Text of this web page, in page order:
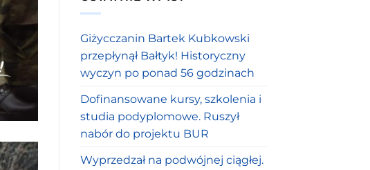
Giżycczanin Bartek Kubkowski
przepłynął Bałtyk! Historyczny
wyczyn po ponad 56 godzinach
Dofinansowane kursy, szkolenia i
studia podyplomowe. Ruszył
nabór do projektu BUR
Wyprzedzał na podwójnej ciągłej.